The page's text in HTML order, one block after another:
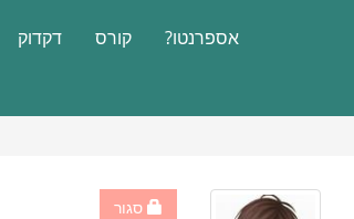
אספרנטו? קורס דקדוק
סגור